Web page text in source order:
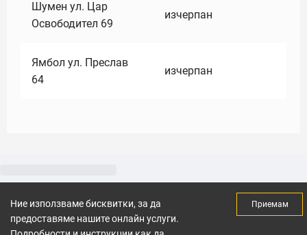
Шумен ул. Цар
Освободител 69
изчерпан
Ямбол ул. Преслав
64
изчерпан
Ние използваме бисквитки, за да
предоставяме нашите онлайн услуги.
Приемам